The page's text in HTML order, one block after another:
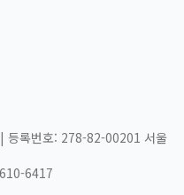
등록번호: 278-82-00201 서울
6417